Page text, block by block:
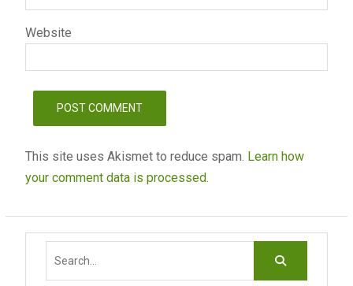
Website
This site uses Akismet to reduce spam. Learn how
your comment data is processed.